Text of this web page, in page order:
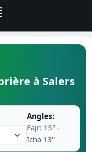
Horaires
Ramadan
à Salers
Angles:
Fajr: 15° -
Icha 13°